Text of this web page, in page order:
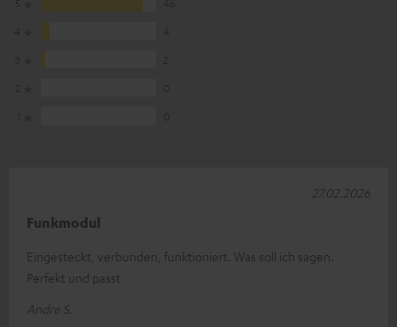
Funkmodul
Eingesteckt, verbunden, funktioniert. Was soll ich sagen.
Perfekt und passt
Andre S.
27.02.2026